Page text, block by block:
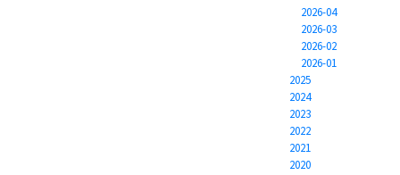
2026-04
2026-03
2026-02
2026-01
2025
2024
2023
2022
2021
2020